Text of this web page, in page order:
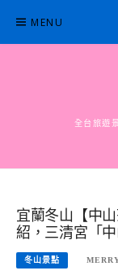
content
MENU
全台旅遊
宜蘭冬山【中
紹，三清宮「
冬山景點